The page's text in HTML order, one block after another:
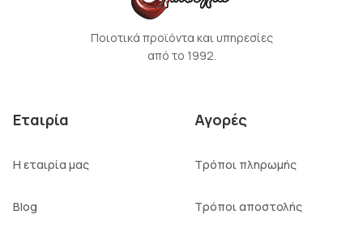
Ποιοτικά προϊόντα και υπηρεσίες
από το 1992.
Εταιρία
Η εταιρία μας
Blog
Αγορές
Τρόποι πληρωμής
Τρόποι αποστολής